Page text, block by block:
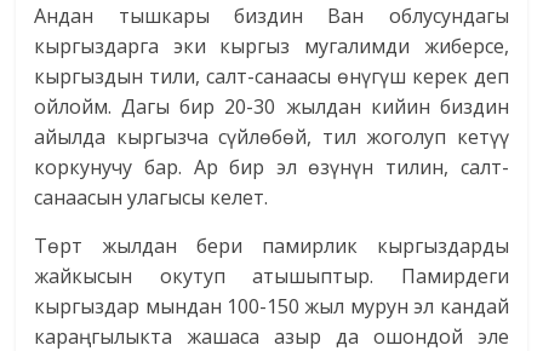
Андан тышкары биздин Ван облусундагы
кыргыздарга эки кыргыз мугалимди жиберсе,
кыргыздын тили, салт-санаасы өнүгүш керек деп
ойлойм. Дагы бир 20-30 жылдан кийин биздин
айылда кыргызча сүйлөбөй, тил жоголуп кетүү
коркунучу бар. Ар бир эл өзүнүн тилин, салт-
санаасын улагысы келет.
Төрт жылдан бери памирлик кыргыздарды
жайкысын окутуп атышыптыр. Памирдеги
кыргыздар мындан 100-150 жыл мурун эл кандай
караңгылыкта жашаса азыр да ошондой эле